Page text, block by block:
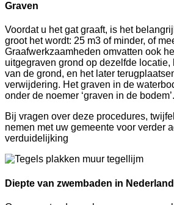
Graven
Voordat u het gat graaft, is het
groot het wordt: 25 m3 of minder, of
Graafwerkzaamheden omvatten ook
uitgegraven grond op dezelfde
van de grond, en het later
verwijdering. Het graven in de
onder de noemer ‘graven in de bodem’.
Bij vragen over deze procedures,
nemen met uw gemeente voor verder
verduidelijking
Diepte van zwembaden in Nederland